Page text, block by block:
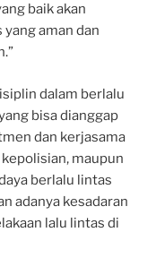
baik akan
aman dan
dalam berlalu
bisa dianggap
dan kerjasama
maupun
berlalu lintas
adanya kesadaran
lalu lintas di